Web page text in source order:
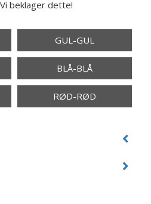
beklager dette!
GUL-GUL
BLÅ-BLÅ
RØD-RØD